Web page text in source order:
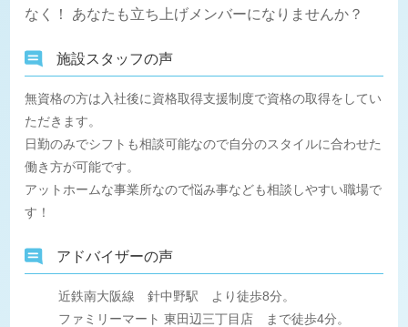
なく！ あなたも立ち上げメンバーになりませんか？
施設スタッフの声
無資格の方は入社後に資格取得支援制度で資格の取得をしてい
ただきます。
日勤のみでシフトも相談可能なので自分のスタイルに合わせた
働き方が可能です。
アットホームな事業所なので悩み事なども相談しやすい職場で
す！
アドバイザーの声
近鉄南大阪線 針中野駅 より徒歩8分。
ファミリーマート 東田辺三丁目店 まで徒歩4分。